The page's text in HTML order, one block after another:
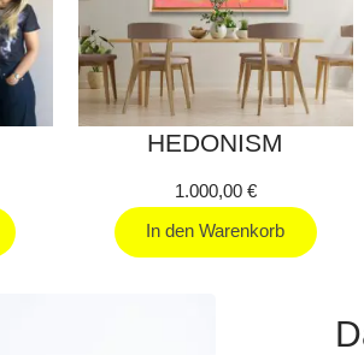
HEDONISM
1.000,00 €
In den Warenkorb